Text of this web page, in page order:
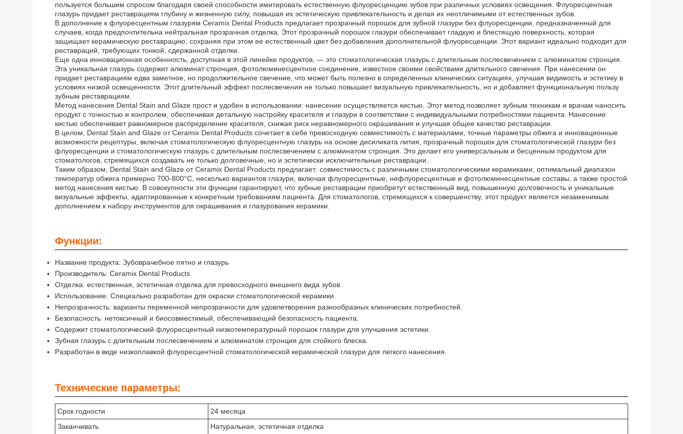
пользуется большим спросом благодаря своей способности имитировать естественную флуоресценцию зубов при различных условиях освещения. Флуоресцентная
глазурь придает реставрациям глубину и жизненную силу, повышая их эстетическую привлекательность и делая их неотличимыми от естественных зубов.
В дополнение к флуоресцентным глазурям Ceramix Dental Products предлагает прозрачный порошок для зубной глазури без флуоресценции, предназначенный для
случаев, когда предпочтительна нейтральная прозрачная отделка. Этот прозрачный порошок глазури обеспечивает гладкую и блестящую поверхность, которая
защищает керамическую реставрацию, сохраняя при этом ее естественный цвет без добавления дополнительной флуоресценции. Этот вариант идеально подходит для
реставраций, требующих тонкой, сдержанной отделки.
Еще одна инновационная особенность, доступная в этой линейке продуктов, — это стоматологическая глазурь с длительным послесвечением с алюминатом стронция.
Эта уникальная глазурь содержит алюминат стронция, фотолюминесцентное соединение, известное своими свойствами длительного свечения. При нанесении он
придает реставрациям едва заметное, но продолжительное свечение, что может быть полезно в определенных клинических ситуациях, улучшая видимость и эстетику в
условиях низкой освещенности. Этот длительный эффект послесвечения не только повышает визуальную привлекательность, но и добавляет функциональную пользу
зубным реставрациям.
Метод нанесения Dental Stain and Glaze прост и удобен в использовании: нанесение осуществляется кистью. Этот метод позволяет зубным техникам и врачам наносить
продукт с точностью и контролем, обеспечивая детальную настройку красителя и глазури в соответствии с индивидуальными потребностями пациента. Нанесение
кистью обеспечивает равномерное распределение красителя, снижая риск неравномерного окрашивания и улучшая общее качество реставрации.
В целом, Dental Stain and Glaze от Ceramix Dental Products сочетает в себе превосходную совместимость с материалами, точные параметры обжига и инновационные
возможности рецептуры, включая стоматологическую флуоресцентную глазурь на основе дисиликата лития, прозрачный порошок для стоматологической глазури без
флуоресценции и стоматологическую глазурь с длительным послесвечением с алюминатом стронция. Это делает его универсальным и бесценным продуктом для
стоматологов, стремящихся создавать не только долговечные, но и эстетически исключительные реставрации.
Таким образом, Dental Stain and Glaze от Ceramix Dental Products предлагает: совместимость с различными стоматологическими керамиками, оптимальный диапазон
температур обжига примерно 700-800°C, несколько вариантов глазури, включая флуоресцентные, нефлуоресцентные и фотолюминесцентные составы, а также простой
метод нанесения кистью. В совокупности эти функции гарантируют, что зубные реставрации приобретут естественный вид, повышенную долговечность и уникальные
визуальные эффекты, адаптированные к конкретным требованиям пациента. Для стоматологов, стремящихся к совершенству, этот продукт является незаменимым
дополнением к набору инструментов для окрашивания и глазурования керамики.
Функции:
Название продукта: Зубоврачебное пятно и глазурь
Производитель: Ceramix Dental Products
Отделка: естественная, эстетичная отделка для превосходного внешнего вида зубов.
Использование: Специально разработан для окраски стоматологической керамики.
Непрозрачность: варианты переменной непрозрачности для удовлетворения разнообразных клинических потребностей.
Безопасность: нетоксичный и биосовместимый, обеспечивающий безопасность пациента.
Содержит стоматологический флуоресцентный низкотемпературный порошок глазури для улучшения эстетики.
Зубная глазурь с длительным послесвечением и алюминатом стронция для стойкого блеска.
Разработан в виде низкоплавкой флуоресцентной стоматологической керамической глазури для легкого нанесения.
Технические параметры:
Срок годности
24 месяца
Заканчивать
Натуральная, эстетичная отделка